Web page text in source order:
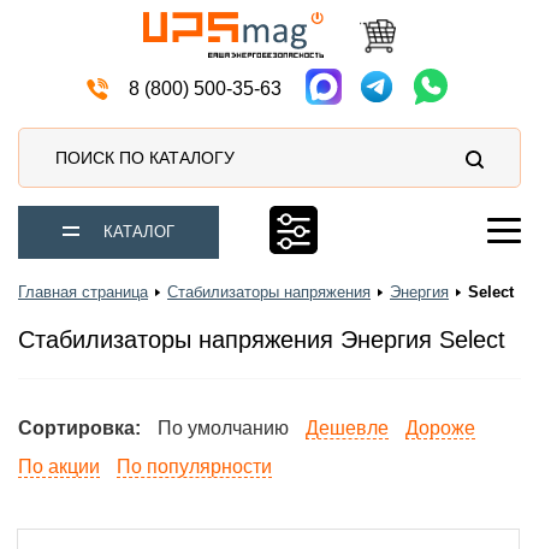
8 (800) 500-35-63
ПОИСК ПО КАТАЛОГУ
КАТАЛОГ
Главная страница Стабилизаторы напряжения Энергия Select
Стабилизаторы напряжения Энергия Select
Сортировка: По умолчанию Дешевле
Дороже
По акции
По популярности
Автомобильные аккумуляторы